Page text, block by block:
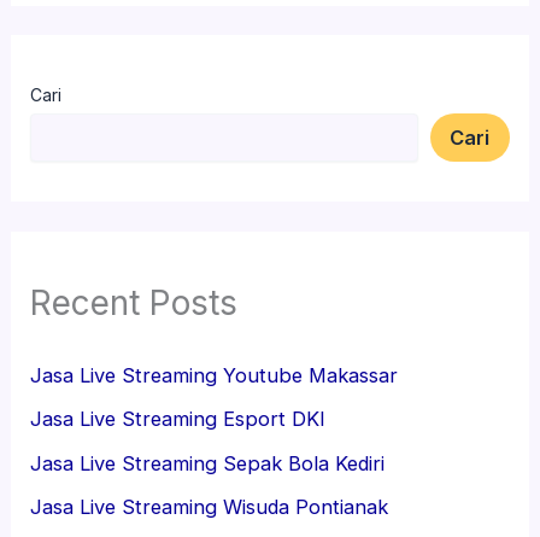
Cari
Cari
Recent Posts
Jasa Live Streaming Youtube Makassar
Jasa Live Streaming Esport DKI
Jasa Live Streaming Sepak Bola Kediri
Jasa Live Streaming Wisuda Pontianak